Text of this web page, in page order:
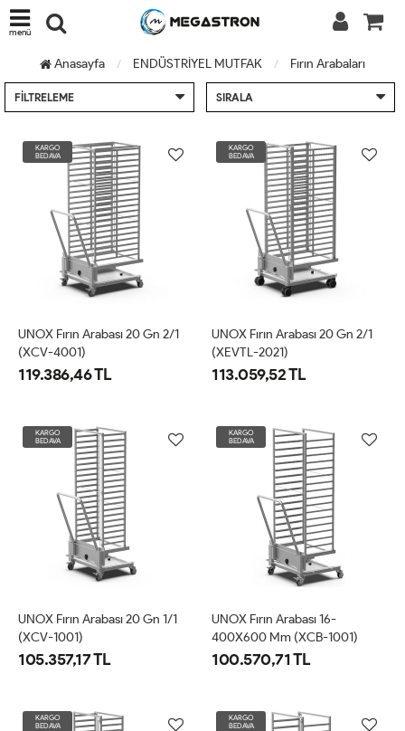
menü
Anasayfa ENDÜSTRİYEL MUTFAK Fırın Arabaları
FILTRELEME SIRALA
KARGO
BEDAVA
UNOX Fırın Arabası 20 Gn 2/1
(XCV-4001)
119.386,46 TL
KARGO
BEDAVA
UNOX Fırın Arabası 20 Gn 2/1
(XEVTL-2021)
113.059,52 TL
KARGO
BEDAVA
UNOX Fırın Arabası 20 Gn 1/1
(XCV-1001)
105.357,17 TL
KARGO
BEDAVA
UNOX Fırın Arabası 16-
400X600 Mm (XCB-1001)
100.570,71 TL
KARGO
BEDAVA
KARGO
BEDAVA